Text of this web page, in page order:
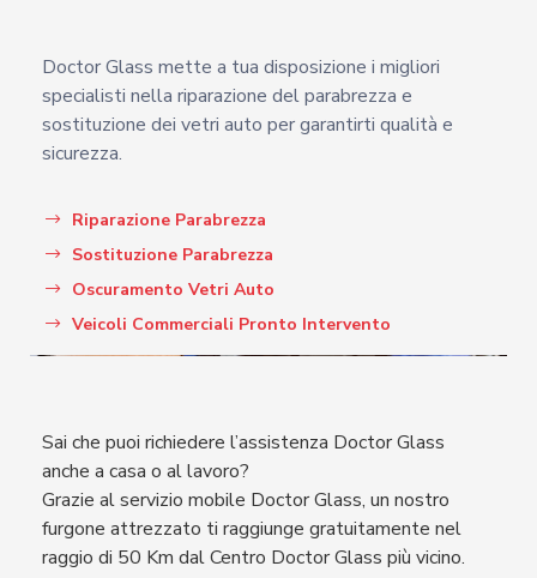
Doctor Glass mette a tua disposizione i migliori
specialisti nella riparazione del parabrezza e
sostituzione dei vetri auto per garantirti qualità e
sicurezza.
Riparazione Parabrezza
Sostituzione Parabrezza
Oscuramento Vetri Auto
Veicoli Commerciali Pronto Intervento
Sai che puoi richiedere l’assistenza Doctor Glass
anche a casa o al lavoro?
Grazie al servizio mobile Doctor Glass, un nostro
furgone attrezzato ti raggiunge gratuitamente nel
raggio di 50 Km dal Centro Doctor Glass più vicino.